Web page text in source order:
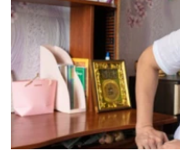
ПОБЕДИТЕЛЕЙ НЕ СУДЯТ?
КРЫМ.НЕПОКОРЕННЫЙ
ELIFBE
УКРАИНСКАЯ ПРОБЛЕМА
ПРИСОЕДИНЯЙТЕСЬ!
Все сайты RFE/RL